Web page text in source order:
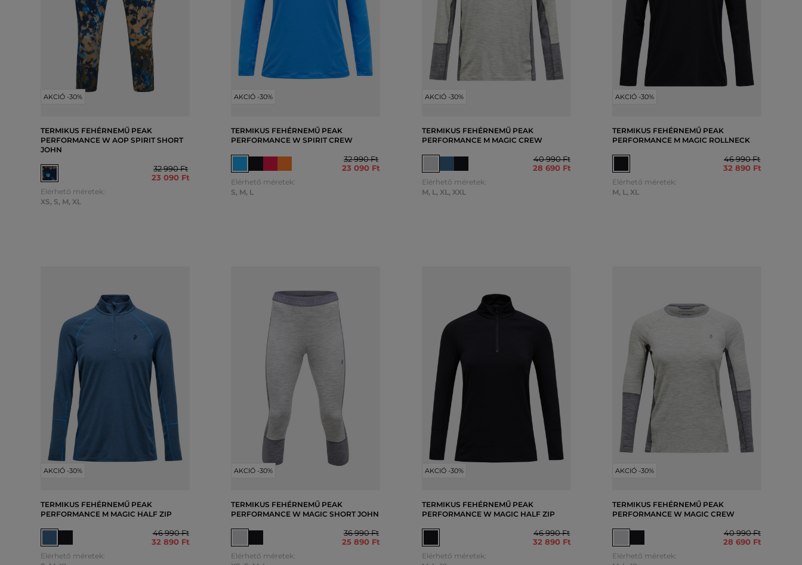
AKCIÓ -30%
TERMIKUS FEHÉRNEMŰ PEAK
PERFORMANCE W AOP SPIRIT SHORT
JOHN
32 990 Ft
23 090 Ft
Elérhető méretek:
XS, S, M, XL
AKCIÓ -30%
TERMIKUS FEHÉRNEMŰ PEAK
PERFORMANCE W SPIRIT CREW
32 990 Ft
23 090 Ft
Elérhető méretek:
S, M, L
AKCIÓ -30%
TERMIKUS FEHÉRNEMŰ PEAK
PERFORMANCE M MAGIC CREW
40 990 Ft
28 690 Ft
Elérhető méretek:
M, L, XL, XXL
AKCIÓ -30%
TERMIKUS FEHÉRNEMŰ PEAK
PERFORMANCE M MAGIC ROLLNECK
46 990 Ft
32 890 Ft
Elérhető méretek:
M, L, XL
AKCIÓ -30%
TERMIKUS FEHÉRNEMŰ PEAK
PERFORMANCE M MAGIC HALF ZIP
46 990 Ft
32 890 Ft
Elérhető méretek:
AKCIÓ -30%
TERMIKUS FEHÉRNEMŰ PEAK
PERFORMANCE W MAGIC SHORT JOHN
36 990 Ft
25 890 Ft
Elérhető méretek:
AKCIÓ -30%
TERMIKUS FEHÉRNEMŰ PEAK
PERFORMANCE W MAGIC HALF ZIP
46 990 Ft
32 890 Ft
Elérhető méretek:
AKCIÓ -30%
TERMIKUS FEHÉRNEMŰ PEAK
PERFORMANCE W MAGIC CREW
40 990 Ft
28 690 Ft
Elérhető méretek: